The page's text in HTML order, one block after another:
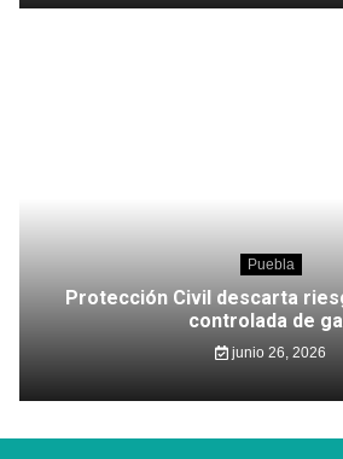
Puebla
Protección Civil descarta
controlada de
junio 26, 2026